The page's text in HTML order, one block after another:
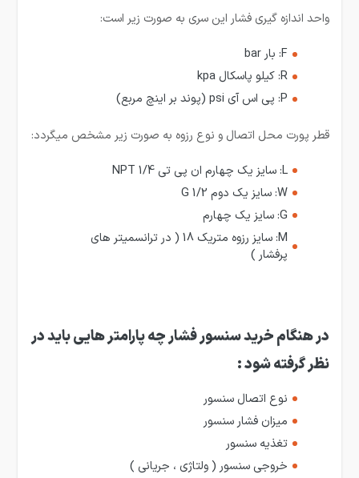
واحد اندازه گیری فشار این سری به صورت زیر است:
F: بار bar
R: کیلو پاسکال kpa
P: پی اس آی psi (پوند بر اینچ مربع)
قطر پورت محل اتصال و نوع رزوه به صورت زیر مشخص میگردد:
L: سایز یک چهارم ان پی تی 1/4 NPT
W: سایز یک دوم 1/2 G
G: سایز یک چهارم
M: سایز رزوه متریک 18 ( در ترانسمیتر های
پرفشار )
در هنگام خرید سنسور فشار چه پارامتر هایی باید در
نظر گرفته شود:
نوع اتصال سنسور
میزان فشار سنسور
تغذیه سنسور
خروجی سنسور ( ولتاژی ، جریانی )